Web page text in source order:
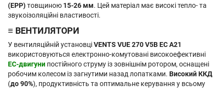
(EPP)товщиною 15-26 мм. Цей матеріал має високі тепло- та
звукоізоляційні властивості.
≡ ВЕНТИЛЯТОРИ
У вентиляційній установціVENTS VUE 270 V5B EC A21
використовуються електронно-комутовані високоефективні
EC-двигуни постійного струму із зовнішнім ротором, оснащені
робочим колесом із загнутими назад лопатками. Високий ККД
(до 90%), продуктивність та оптимальне керування у всьому